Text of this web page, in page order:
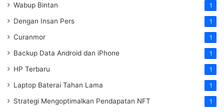
Wabup Bintan 1
Dengan Insan Pers 1
Curanmor 1
Backup Data Android dan iPhone 1
HP Terbaru 1
Laptop Baterai Tahan Lama 1
Strategi Mengoptimalkan Pendapatan NFT 1